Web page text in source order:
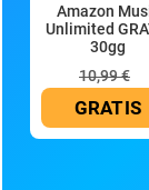
Amazon
Unlimited
30gg
10,99 €
GRATIS